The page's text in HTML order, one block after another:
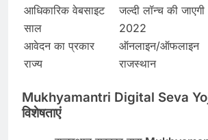
आधिकारिक वेबसाइट
जल्दी लॉन्च की जाएगी
साल
2022
आवेदन का प्रकार
ऑनलाइन/ऑफलाइन
राज्य
राजस्थान
Mukhyamantri Digital Seva
विशेषताएं